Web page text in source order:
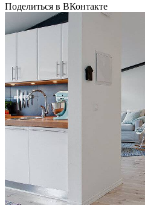
Поделиться в ВКонтакте